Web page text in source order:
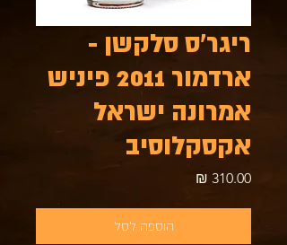
ריגר'ס סלקשן -
ארדמור 2011 פיניש
אמרונה ישראל
אקסקלוסיב
הוספה לסל